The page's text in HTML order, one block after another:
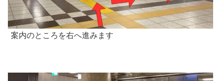
案内のところを右へ進みます